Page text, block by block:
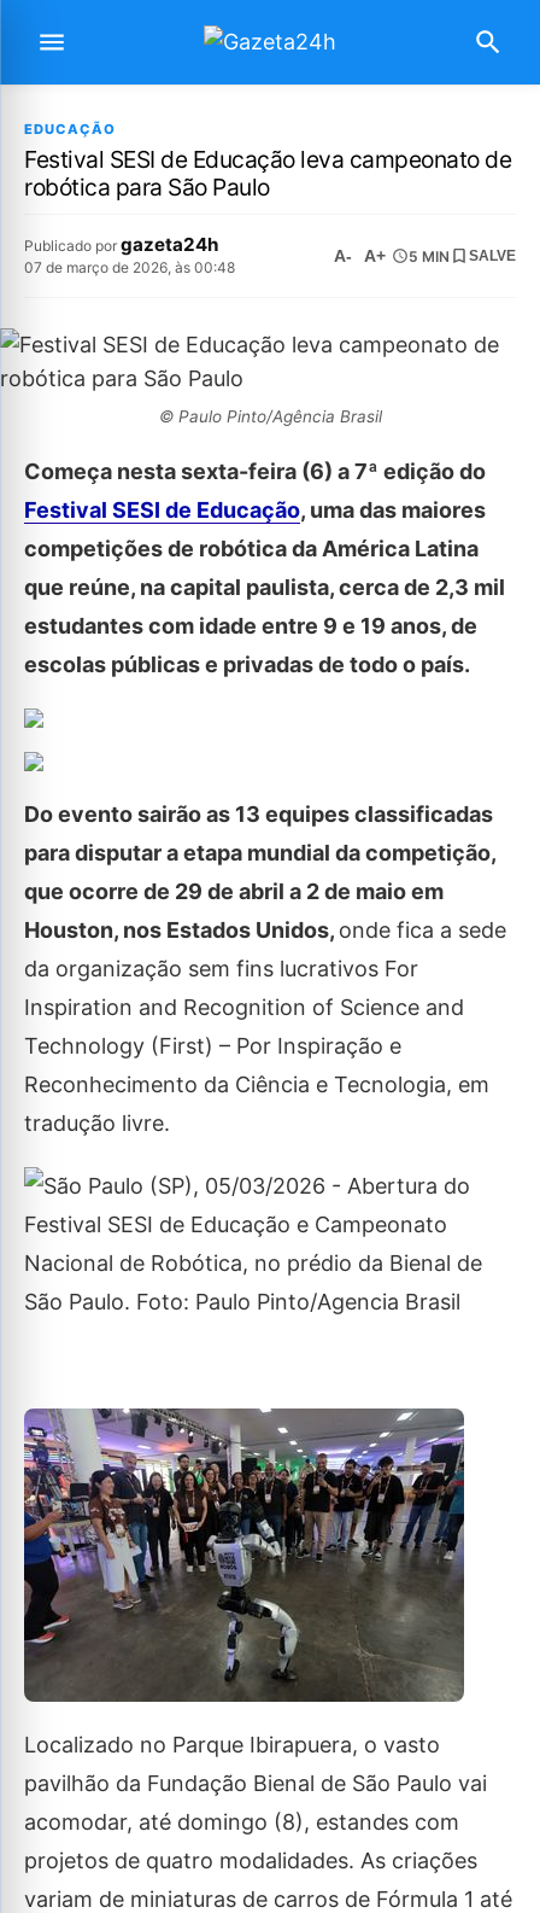
EDUCAÇÃO
Festival SESI de Educação leva campeonato de
robótica para São Paulo
Publicado por gazeta24h
07 de março de 2026, às 00:48
A- A+ 5 MIN SALVE
© Paulo Pinto/Agência Brasil
Começa nesta sexta-feira (6) a 7ª edição do
Festival SESI de Educação, uma das maiores
competições de robótica da América Latina
que reúne, na capital paulista, cerca de 2,3 mil
estudantes com idade entre 9 e 19 anos, de
escolas públicas e privadas de todo o país.
Do evento sairão as 13 equipes classificadas
para disputar a etapa mundial da competição,
que ocorre de 29 de abril a 2 de maio em
Houston, nos Estados Unidos, onde fica a sede
da organização sem fins lucrativos For
Inspiration and Recognition of Science and
Technology (First) – Por Inspiração e
Reconhecimento da Ciência e Tecnologia, em
tradução livre.
Localizado no Parque Ibirapuera, o vasto
pavilhão da Fundação Bienal de São Paulo vai
acomodar, até domingo (8), estandes com
projetos de quatro modalidades. As criações
variam de miniaturas de carros de Fórmula 1 até